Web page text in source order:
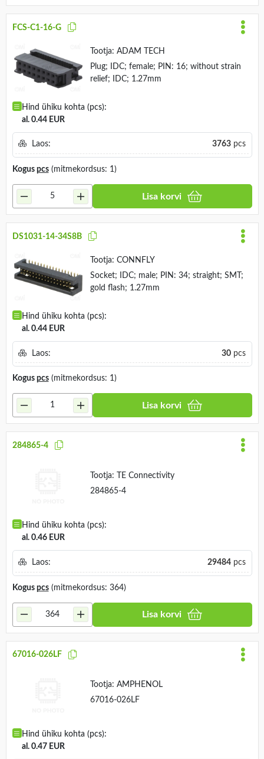
FCS-C1-16-G
Tootja: ADAM TECH
Plug; IDC; female; PIN: 16; without strain
relief; IDC; 1.27mm
Hind ühiku kohta (pcs):
al. 0.44 EUR
Laos: 3763pcs
Kogus pcs(mitmekordsus: 1)
Lisa korvi
DS1031-14-34S8B
Tootja: CONNFLY
Socket; IDC; male; PIN: 34; straight; SMT;
gold flash; 1.27mm
Hind ühiku kohta (pcs):
al. 0.44 EUR
Laos: 30pcs
Kogus pcs(mitmekordsus: 1)
Lisa korvi
284865-4
Tootja:
TE Connectivity
284865-4
Hind ühiku kohta (pcs):
al. 0.46 EUR
Laos: 29484pcs
Kogus pcs(mitmekordsus: 364)
Lisa korvi
67016-026LF
Tootja: AMPHENOL
67016-026LF
Hind ühiku kohta (pcs):
al. 0.47 EUR